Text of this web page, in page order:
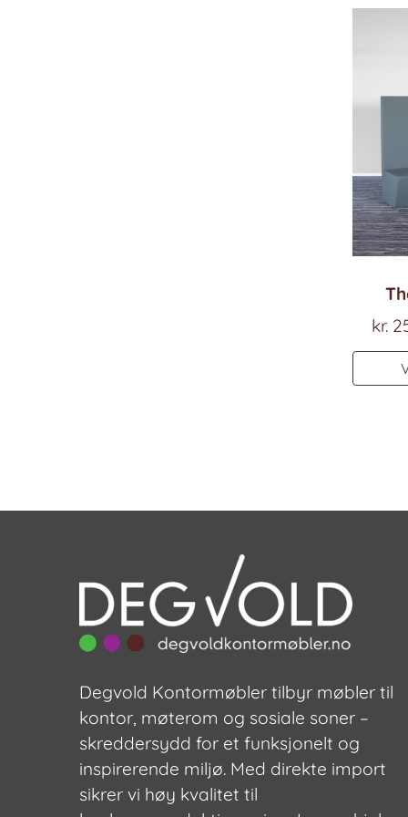
kr.
Degvold Kontormøbler tilbyr møbler til
kontor, møterom og sosiale soner –
skreddersydd for et funksjonelt og
inspirerende miljø. Med direkte import
sikrer vi høy kvalitet til